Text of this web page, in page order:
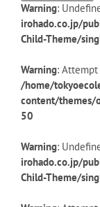
Warning:
irohado.co.jp/
Child-Theme/
Warning: Attempt
/home/
content/themes/
50
Warning:
irohado.co.jp/
Child-Theme/